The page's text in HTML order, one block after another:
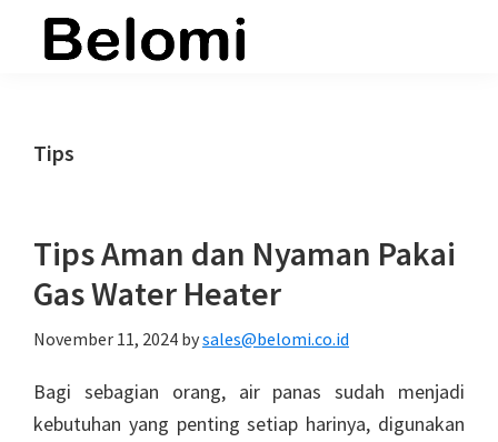
Tips
Tips Aman dan Nyaman Pakai
Gas Water Heater
November 11, 2024 bysales@belomi.co.id
Bagi sebagian orang, air panas sudah menjadi
kebutuhan yang penting setiap harinya, digunakan